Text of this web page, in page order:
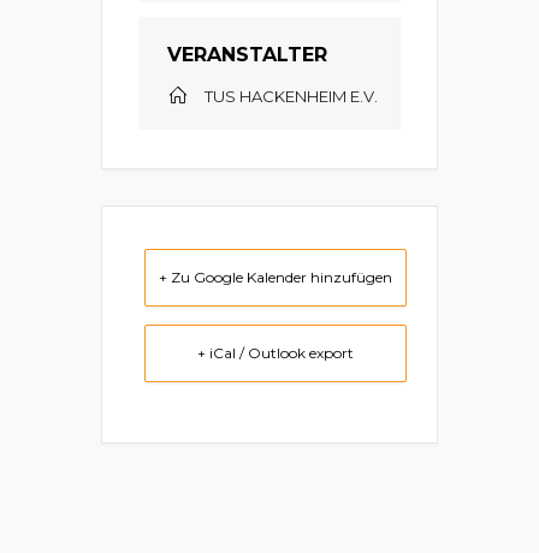
VERANSTALTER
TUS HACKENHEIM E.V.
+ Zu Google Kalender hinzufügen
+ iCal / Outlook export